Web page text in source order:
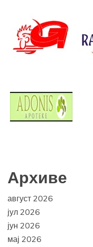
Архиве
август 2026
јул 2026
јун 2026
мај 2026